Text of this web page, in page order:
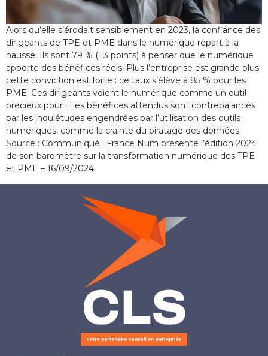
Alors qu’elle s’érodait sensiblement en 2023, la confiance des
dirigeants de TPE et PME dans le numérique repart à la
hausse. Ils sont 79 % (+3 points) à penser que le numérique
apporte des bénéfices réels. Plus l’entreprise est grande plus
cette conviction est forte : ce taux s’élève à 85 % pour les
PME. Ces dirigeants voient le numérique comme un outil
précieux pour : Les bénéfices attendus sont contrebalancés
par les inquiétudes engendrées par l’utilisation des outils
numériques, comme la crainte du piratage des données.
Source : Communiqué : France Num présente l’édition 2024
de son baromètre sur la transformation numérique des TPE
et PME – 16/09/2024